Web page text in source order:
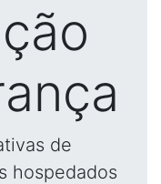
de
hospedados